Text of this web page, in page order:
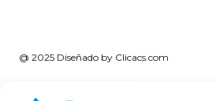
@ 2025 Diseñado by Clicacs.com